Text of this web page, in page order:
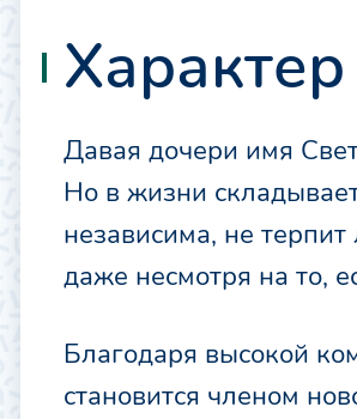
Характер
Давая дочери имя
Но в жизни
независима, не
даже несмотря на то,
Благодаря высокой
становится членом